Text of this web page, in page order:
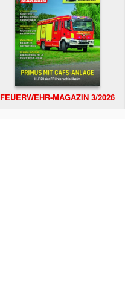
FEUERWEHR-MAGAZIN 3/2026